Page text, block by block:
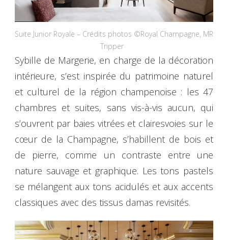
Suite Junior Royale – Crédits photos ©Royal Champagne, MR
Tripper
Sybille de Margerie, en charge de la décoration
intérieure, s’est inspirée du patrimoine naturel
et culturel de la région champenoise : les 47
chambres et suites, sans vis-à-vis aucun, qui
s’ouvrent par baies vitrées et clairesvoies sur le
cœur de la Champagne, s’habillent de bois et
de pierre, comme un contraste entre une
nature sauvage et graphique. Les tons pastels
se mélangent aux tons acidulés et aux accents
classiques avec des tissus damas revisités.